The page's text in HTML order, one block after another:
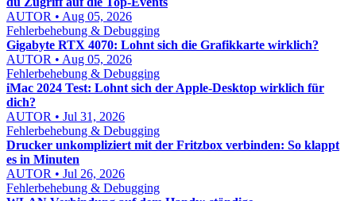
AUTOR • Aug 05, 2026
Fehlerbehebung & Debugging
Gigabyte RTX 4070: Lohnt sich die Grafikkarte wirklich?
AUTOR • Aug 05, 2026
Fehlerbehebung & Debugging
iMac 2024 Test: Lohnt sich der Apple-Desktop wirklich für
dich?
AUTOR • Jul 31, 2026
Fehlerbehebung & Debugging
Drucker unkompliziert mit der Fritzbox verbinden: So klappt
es in Minuten
AUTOR • Jul 26, 2026
Fehlerbehebung & Debugging